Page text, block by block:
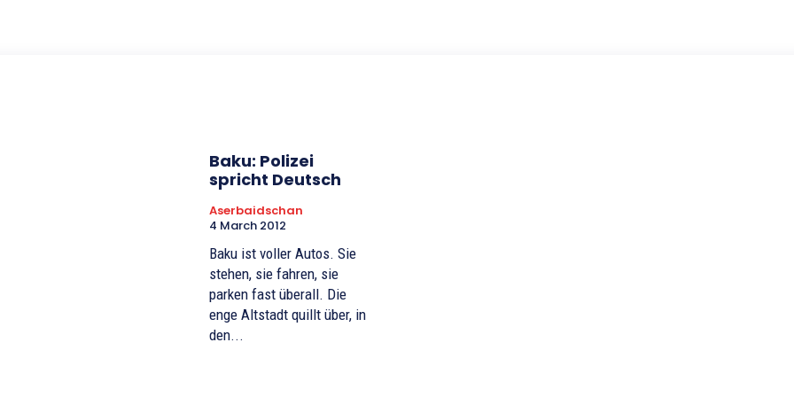
Baku: Polizei
spricht Deutsch
Aserbaidschan
4 March 2012
Baku ist voller Autos. Sie
stehen, sie fahren, sie
parken fast überall. Die
enge Altstadt quillt über, in
den...